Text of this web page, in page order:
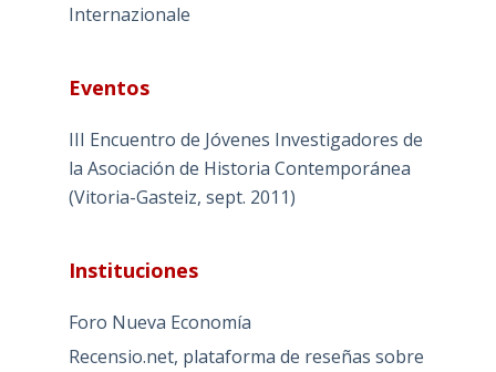
Internazionale
Eventos
III Encuentro de Jóvenes Investigadores de
la Asociación de Historia Contemporánea
(Vitoria-Gasteiz, sept. 2011)
Instituciones
Foro Nueva Economía
Recensio.net, plataforma de reseñas sobre